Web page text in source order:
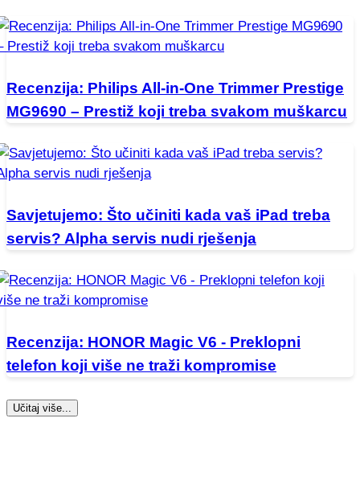
Recenzija: Philips All-in-One Trimmer Prestige
MG9690 – Prestiž koji treba svakom muškarcu
Savjetujemo: Što učiniti kada vaš iPad treba
servis? Alpha servis nudi rješenja
Recenzija: HONOR Magic V6 - Preklopni
telefon koji više ne traži kompromise
Učitaj više...